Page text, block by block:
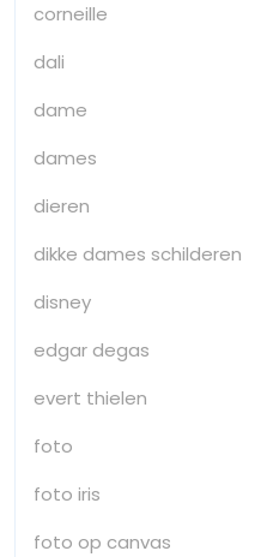
corneille
dali
dame
dames
dieren
dikke dames schilderen
disney
edgar degas
evert thielen
foto
foto iris
foto op canvas